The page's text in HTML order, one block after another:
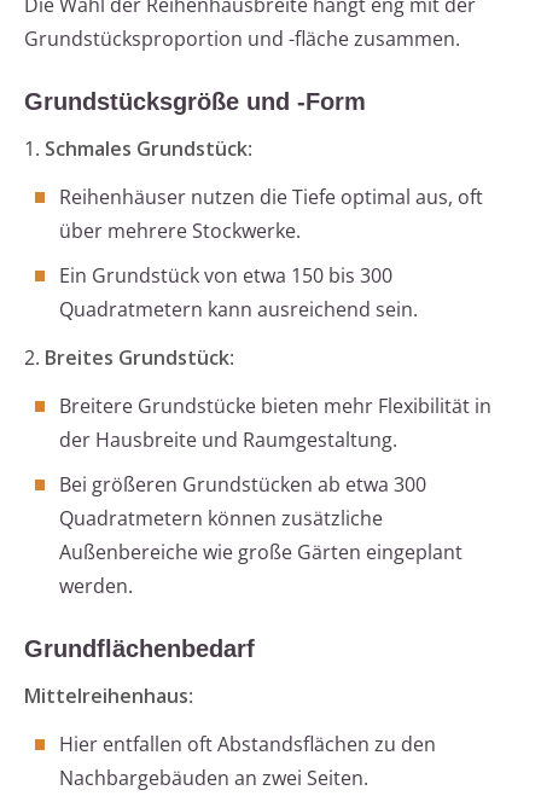
Grundstücksproportion und -fläche zusammen.
Grundstücksgröße und -Form
1. Schmales Grundstück:
Reihenhäuser nutzen die Tiefe optimal aus, oft
über mehrere Stockwerke.
Ein Grundstück von etwa 150 bis 300
Quadratmetern kann ausreichend sein.
2. Breites Grundstück:
Breitere Grundstücke bieten mehr Flexibilität in
der Hausbreite und Raumgestaltung.
Bei größeren Grundstücken ab etwa 300
Quadratmetern können zusätzliche
Außenbereiche wie große Gärten eingeplant
werden.
Grundflächenbedarf
Mittelreihenhaus:
Hier entfallen oft Abstandsflächen zu den
Nachbargebäuden an zwei Seiten.